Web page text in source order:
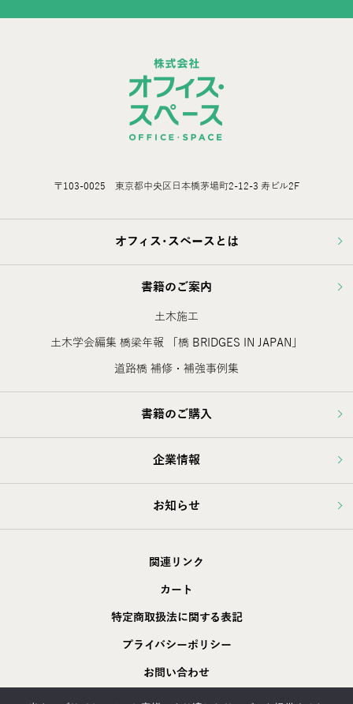
〒103-0025 東京都中央区日本橋茅場町2-12-3 寿ビル2F
オフィス･スペースとは
書籍のご案内
土木施工
土木学会編集 橋梁年報 「橋 BRIDGES IN JAPAN」
道路橋 補修・補強事例集
書籍のご購入
企業情報
お知らせ
関連リンク
カート
特定商取扱法に関する表記
プライバシーポリシー
お問い合わせ
採用情報